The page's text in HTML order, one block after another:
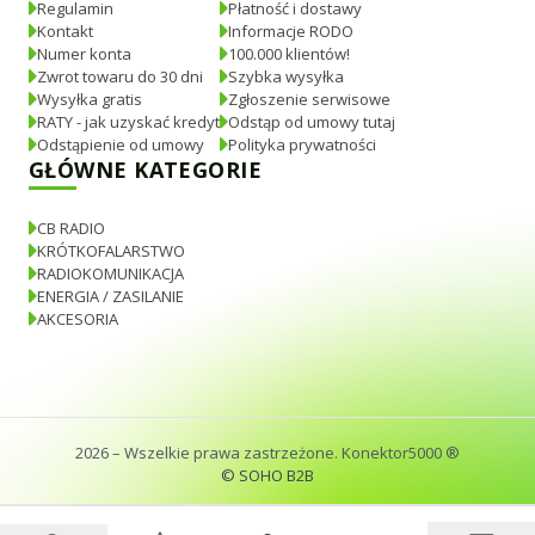
Regulamin
Kontakt
Numer konta
Zwrot towaru do 30 dni
Wysyłka gratis
RATY - jak uzyskać kredyt
Odstąpienie od umowy
Płatność i dostawy
Informacje RODO
100.000 klientów!
Szybka wysyłka
Zgłoszenie serwisowe
Odstąp od umowy tutaj
Polityka prywatności
GŁÓWNE KATEGORIE
CB RADIO
KRÓTKOFALARSTWO
RADIOKOMUNIKACJA
ENERGIA / ZASILANIE
AKCESORIA
2026– Wszelkie prawa zastrzeżone. Konektor5000 ®
© SOHO B2B